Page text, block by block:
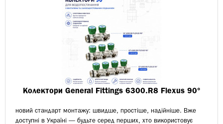
Колектори General Fittings 6300.R8 Flexus 90°
новий стандарт монтажу: швидше, простіше, надійніше. Вже
доступні в Україні — будьте серед перших, хто використовує